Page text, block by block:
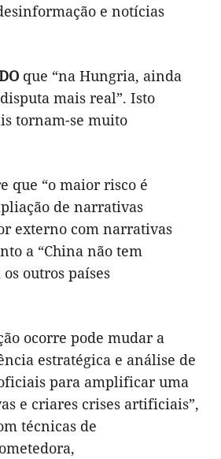
e notícias
que “na Hungria, ainda
mais real”. Isto
tornam-se muito
que “o maior risco é
de narrativas
externo com narrativas
a “China não tem
outros países
ocorre pode mudar a
estratégica e análise de
para amplificar uma
e criares crises artificiais”,
técnicas de